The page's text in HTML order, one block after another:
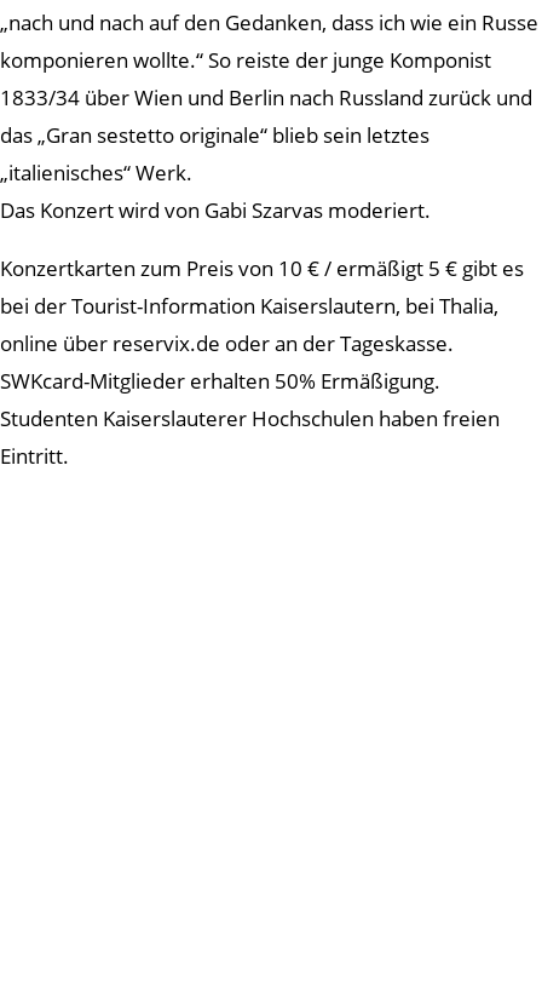
„nach und nach auf den Gedanken, dass ich wie ein Russe
komponieren wollte.“ So reiste der junge Komponist
1833/34 über Wien und Berlin nach Russland zurück und
das „Gran sestetto originale“ blieb sein letztes
„italienisches“ Werk.
Das Konzert wird von Gabi Szarvas moderiert.
Konzertkarten zum Preis von 10 € / ermäßigt 5 € gibt es
bei der Tourist-Information Kaiserslautern, bei Thalia,
online über reservix.de oder an der Tageskasse.
SWKcard-Mitglieder erhalten 50% Ermäßigung.
Studenten Kaiserslauterer Hochschulen haben freien
Eintritt.